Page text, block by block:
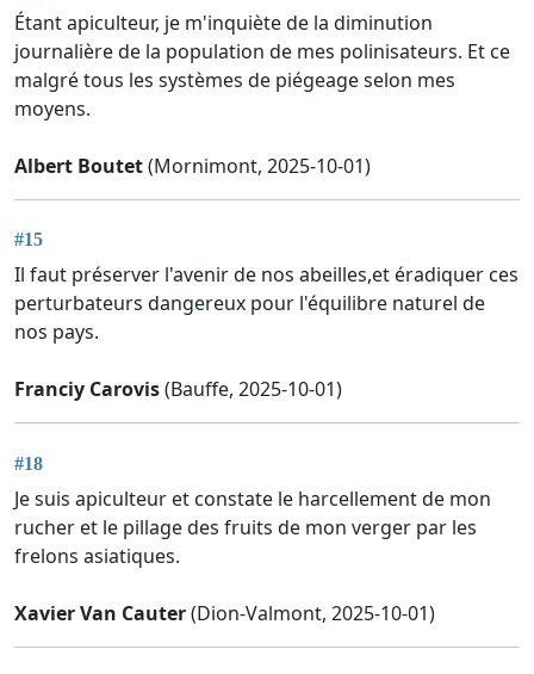
Étant apiculteur, je m'inquiète de la diminution
journalière de la population de mes polinisateurs. Et ce
malgré tous les systèmes de piégeage selon mes
moyens.
Albert Boutet(Mornimont, 2025-10-01)
#15
Il faut préserver l'avenir de nos abeilles,et éradiquer ces
perturbateurs dangereux pour l'équilibre naturel de
nos pays.
Franciy Carovis(Bauffe, 2025-10-01)
#18
Je suis apiculteur et constate le harcellement de mon
rucher et le pillage des fruits de mon verger par les
frelons asiatiques.
Xavier Van Cauter(Dion-Valmont, 2025-10-01)